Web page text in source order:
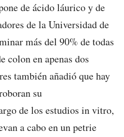
de ácido láurico y de
de la Universidad de
más del 90% de todas
colon en apenas dos
también añadió que hay
su
de los estudios in vitro,
a cabo en un petrie